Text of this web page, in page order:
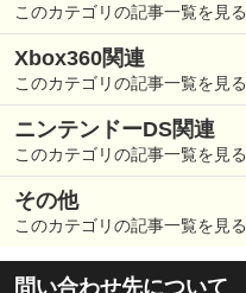
このカテゴリの記事一覧を見る
Xbox360関連
このカテゴリの記事一覧を見る
ニンテンドーDS関連
このカテゴリの記事一覧を見る
その他
このカテゴリの記事一覧を見る
問い合わせ先について